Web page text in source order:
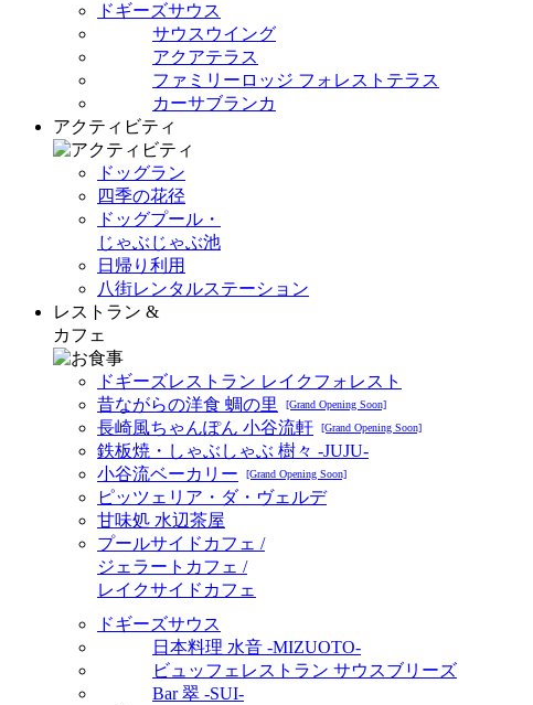
ドギーズサウス
サウスウイング
アクアテラス
ファミリーロッジ フォレストテラス
カーサブランカ
アクティビティ
ドッグラン
四季の花径
ドッグプール・
じゃぶじゃぶ池
日帰り利用
八街レンタルステーション
レストラン &
カフェ
ドギーズレストラン レイクフォレスト
昔ながらの洋食 蜩の里
[Grand Opening Soon]
長崎風ちゃんぽん 小谷流軒 [Grand Opening Soon]
鉄板焼・しゃぶしゃぶ 樹々 -JUJU-
小谷流ベーカリー
[Grand Opening Soon]
ピッツェリア・ダ・ヴェルデ
甘味処 水辺茶屋
プールサイドカフェ /
ジェラートカフェ /
レイクサイドカフェ
ドギーズサウス
日本料理 水音 -MIZUOTO-
ビュッフェレストラン サウスブリーズ
Bar 翠 -SUI-